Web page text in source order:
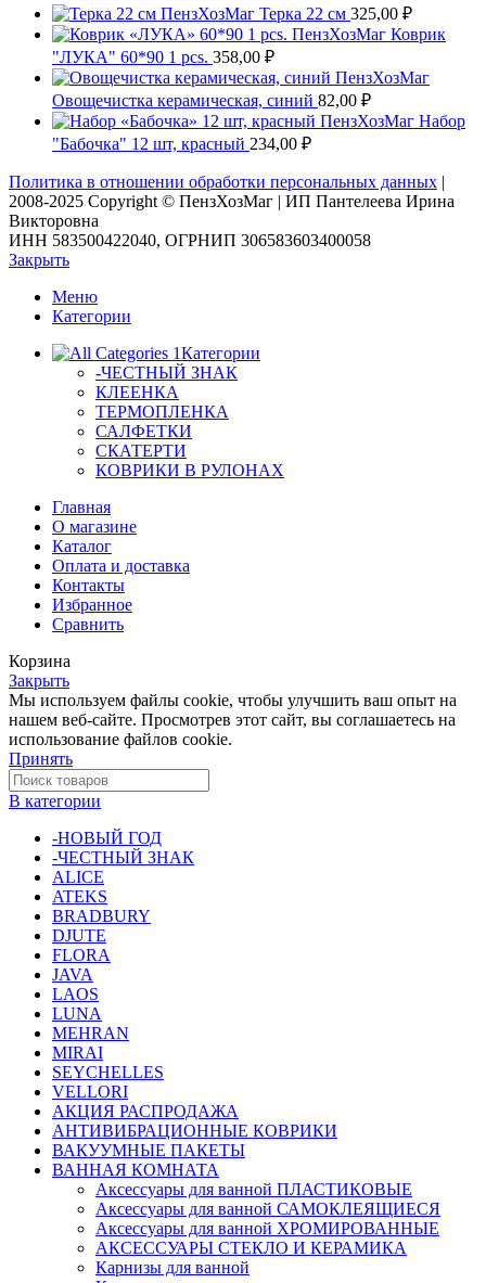
Терка 22 см 325,00 ₽
Коврик
"ЛУКА" 60*90 1 pcs. 358,00 ₽
Овощечистка керамическая, синий 82,00 ₽
Набор
"Бабочка" 12 шт, красный 234,00 ₽
Политика в отношении обработки персональных данных |
2008-2025 Copyright © ПензХозМаг | ИП Пантелеева Ирина
Викторовна
ИНН 583500422040, ОГРНИП 306583603400058
Закрыть
Меню
Категории
Категории
-ЧЕСТНЫЙ ЗНАК
КЛЕЕНКА
ТЕРМОПЛЕНКА
САЛФЕТКИ
СКАТЕРТИ
КОВРИКИ В РУЛОНАХ
Главная
О магазине
Каталог
Оплата и доставка
Контакты
Избранное
Сравнить
Корзина
Закрыть
Мы используем файлы cookie, чтобы улучшить ваш опыт на
нашем веб-сайте. Просмотрев этот сайт, вы соглашаетесь на
использование файлов cookie.
Принять
В категории
-НОВЫЙ ГОД
-ЧЕСТНЫЙ ЗНАК
ALICE
ATEKS
BRADBURY
DJUTE
FLORA
JAVA
LAOS
LUNA
MEHRAN
MIRAI
SEYCHELLES
VELLORI
АКЦИЯ РАСПРОДАЖА
АНТИВИБРАЦИОННЫЕ КОВРИКИ
ВАКУУМНЫЕ ПАКЕТЫ
ВАННАЯ КОМНАТА
Аксессуары для ванной ПЛАСТИКОВЫЕ
Аксессуары для ванной САМОКЛЕЯЩИЕСЯ
Аксессуары для ванной ХРОМИРОВАННЫЕ
АКСЕССУАРЫ СТЕКЛО И КЕРАМИКА
Карнизы для ванной